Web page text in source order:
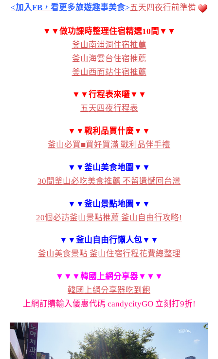
<加入FB，看更多旅遊趣事美食>五天四夜行前準備
▼▼做功課時整理住宿精選10間▼▼
釜山南浦洞住宿推薦
釜山海雲台住宿推薦
釜山西面站住宿推薦
▼▼行程表來囉▼▼
五天四夜行程表
▼▼戰利品買什麼▼▼
釜山必買■買好買滿 戰利品伴手禮
▼▼釜山美食地圖 ▼▼
30間釜山必吃美食推薦 不留遺憾回台灣
▼▼釜山景點地圖 ▼▼
20個必訪釜山景點推薦 釜山自由行攻略!
▼▼釜山自由行懶人包▼▼
釜山美食景點 釜山住宿行程花費總整理
▼▼▼韓國上網分享器▼▼▼
韓國上網分享器吃到飽
上網訂購輸入優惠代碼 candycityGO 立刻打9折!